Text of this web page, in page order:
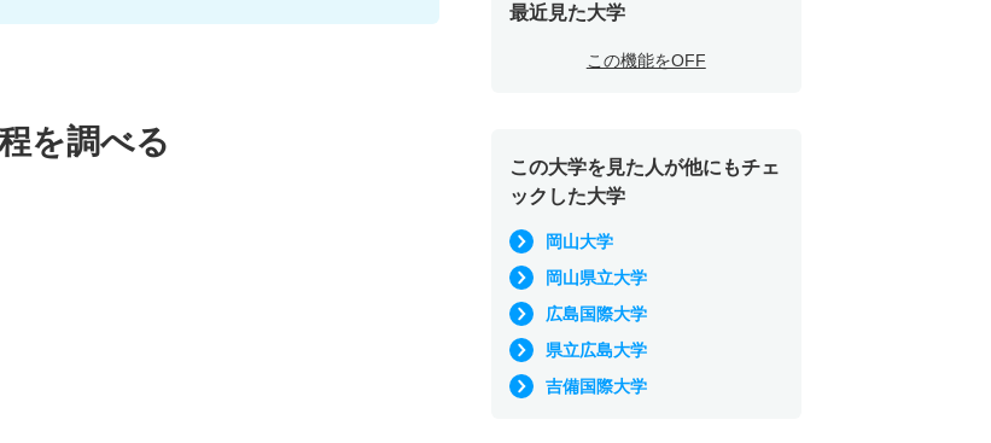
を調べる
最近見た大学
この機能をOFF
この大学を見た人が他にもチェ
ックした大学
岡山大学
岡山県立大学
広島国際大学
県立広島大学
吉備国際大学